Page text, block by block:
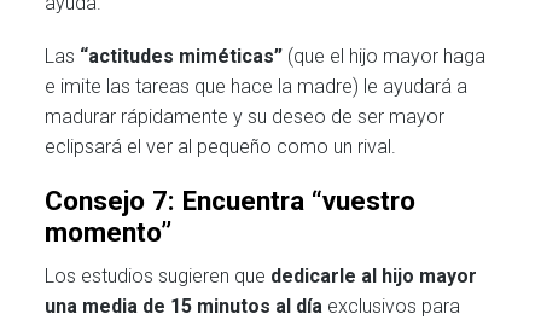
Las “actitudes miméticas” (que el hijo mayor haga
e imite las tareas que hace la madre) le ayudará a
madurar rápidamente y su deseo de ser mayor
eclipsará el ver al pequeño como un rival.
Consejo 7: Encuentra “vuestro
momento”
Los estudios sugieren que dedicarle al hijo mayor
una media de 15 minutos al día exclusivos para